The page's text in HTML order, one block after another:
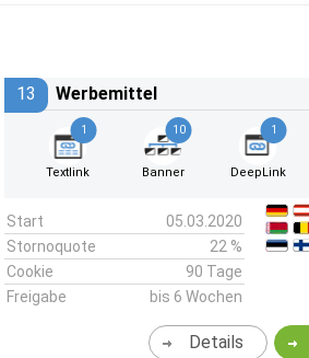
13 Werbemittel
1
Textlink
10
Banner
1
DeepLink
Start
05.03.2020
Stornoquote
22 %
Cookie
90 Tage
Freigabe
bis 6 Wochen
Details